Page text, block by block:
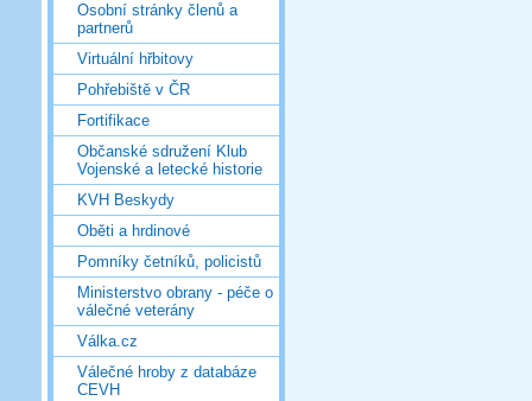
Osobní stránky členů a
partnerů
Virtuální hřbitovy
Pohřebiště v ČR
Fortifikace
Občanské sdružení Klub
Vojenské a letecké historie
KVH Beskydy
Oběti a hrdinové
Pomníky četníků, policistů
Ministerstvo obrany - péče o
válečné veterány
Válka.cz
Válečné hroby z databáze
CEVH